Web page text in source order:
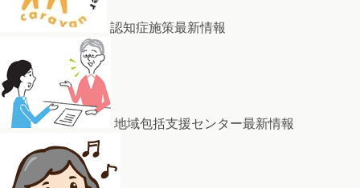
認知症施策最新情報
地域包括支援センター最新情報